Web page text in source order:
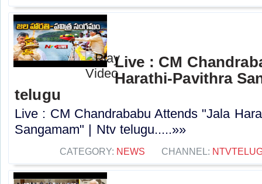
Live : CM
Harathi-Pavithra
telugu
Live : CM Chandrababu Attends "Jala
Sangamam" | Ntv telugu.....»»
CATEGORY: NEWS CHANNEL: